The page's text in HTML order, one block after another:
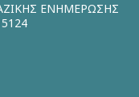
ΕΝΗΜΕΡΩΣΗΣ